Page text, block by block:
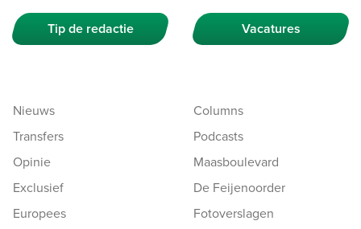
Tip de redactie Vacatures
Nieuws
Transfers
Opinie
Exclusief
Europees
Columns
Podcasts
Maasboulevard
De Feijenoorder
Fotoverslagen